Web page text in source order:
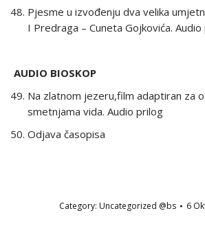
Pjesme u izvođenju dva velika
I Predraga – Cuneta Gojkovića.
AUDIO BIOSKOP
Na zlatnom jezeru,film adaptiran za
smetnjama vida. Audio prilog
Odjava časopisa
Category: Uncategorized @bs 6